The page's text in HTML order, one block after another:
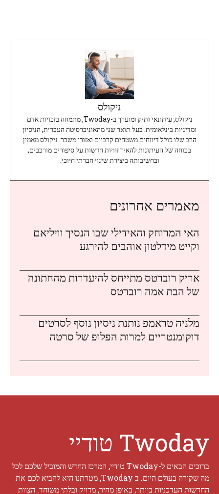
ניקולס
ניקולס, עיתונאי ותיק ומוערך ב-Twoday, מתמחה בזכויות אדם
ומדיניות בינלאומית. בעל תואר שני מהאוניברסיטה העברית, הניסיון
הרב שלו כולל דיווחים משטחים קרביים ואזורי משבר. ניקולס מאמין
בכוחה של העיתונות להאיר זוויות חדשות על סיפורים מורכבים,
ובחשיבותה ביצירת שינוי חברתי חיובי.
מאמרים אחרונים
האי המרוחק והאידילי שבו הנסיך וויליאם
וקייט מידלטון אוהבים להירגע
אריק רוברטס מתייחס להיעדרות מהחתונה
של הבת אמה רוברטס
מלניה טראמפ נותנת ניסיון נוסף לסרטים
דוקומנטריים למרות הפלופ של סרטה
Twoday טודיי
ברוכים הבאים ל-Twoday טודיי, המרכז החדש והמוביל שלכם לכל
מה שקורה בעולם היום. ב Twoday, מטרתנו היא להביא לכם את
החדשות העדכניות ביותר, באופן מהיר, מדויק ובלתי משוחד. הצוות